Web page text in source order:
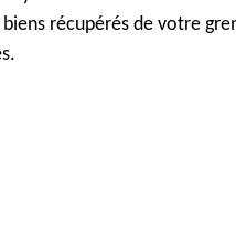
récupérés de votre